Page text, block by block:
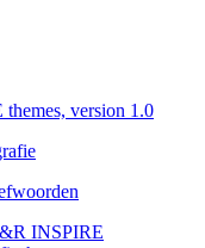
version 1.0
INSPIRE